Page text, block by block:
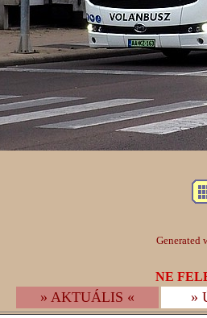
Generated
NE
» AKTUÁLIS « »